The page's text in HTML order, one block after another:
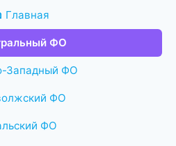
Главная
ФО
Западный ФО
ФО
ФО